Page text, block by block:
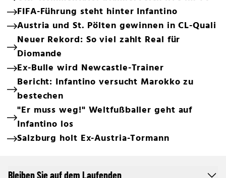
FIFA-Führung steht hinter Infantino
Austria und St. Pölten gewinnen in CL-Quali
Neuer Rekord: So viel zahlt Real für
Diomande
Ex-Bulle wird Newcastle-Trainer
Bericht: Infantino versucht Marokko zu
bestechen
"Er muss weg!" Weltfußballer geht auf
Infantino los
Salzburg holt Ex-Austria-Tormann
Bleiben Sie auf dem Laufenden